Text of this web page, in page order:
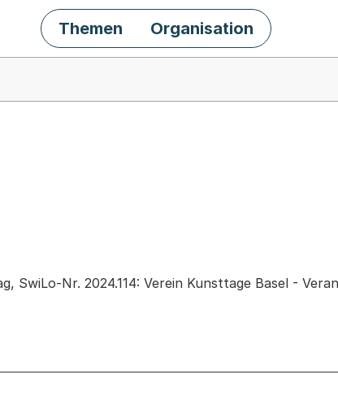
Themen Organisation
SwiLo-Nr. 2024.114: Verein Kunsttage Basel -